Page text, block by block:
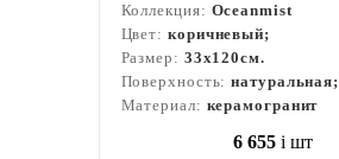
Коллекция: Oceanmist
Цвет: коричневый;
Размер: 33x120см.
Поверхность:натуральная;
Материал: керамогранит
6 655 i шт